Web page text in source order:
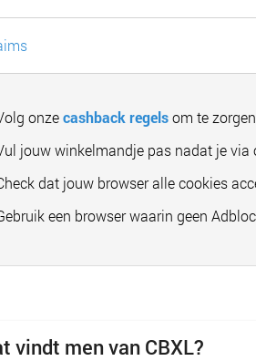
onzecashback regelsom te
jouw winkelmandje pas nadat je via
dat jouw browser alle cookies
een browser waarin geen
vindt men van CBXL?